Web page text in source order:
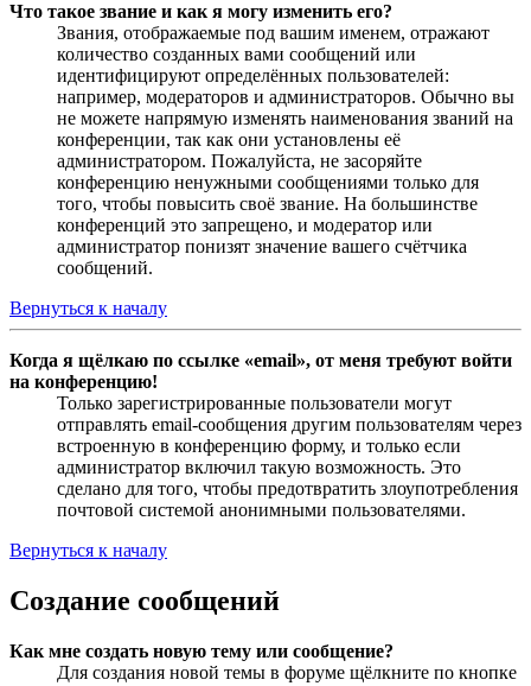
Что такое звание и как я могу изменить его?
Звания, отображаемые под вашим именем, отражают
количество созданных вами сообщений или
идентифицируют определённых пользователей:
например, модераторов и администраторов. Обычно вы
не можете напрямую изменять наименования званий на
конференции, так как они установлены её
администратором. Пожалуйста, не засоряйте
конференцию ненужными сообщениями только для
того, чтобы повысить своё звание. На большинстве
конференций это запрещено, и модератор или
администратор понизят значение вашего счётчика
сообщений.
Вернуться к началу
Когда я щёлкаю по ссылке «email», от меня требуют войти
на конференцию!
Только зарегистрированные пользователи могут
отправлять email-сообщения другим пользователям через
встроенную в конференцию форму, и только если
администратор включил такую возможность. Это
сделано для того, чтобы предотвратить злоупотребления
почтовой системой анонимными пользователями.
Вернуться к началу
Создание сообщений
Как мне создать новую тему или сообщение?
Для создания новой темы в форуме щёлкните по кнопке